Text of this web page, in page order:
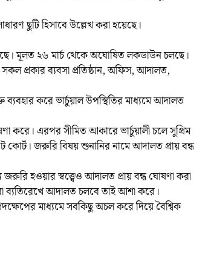
ছুটি হিসাবে উল্লেখ করা হয়েছে।
মূলত ২৬ মার্চ থেকে অঘোষিত লকডাউন চলছে।
প্রকার ব্যবসা প্রতিষ্ঠান, অফিস, আদালত,
ব্যবহার করে ভার্চুয়াল উপস্থিতির মাধ্যমে আদালত
করে। এরপর সীমিত আকারে ভার্চুয়ালী চলে সুপ্রিম
জরুরি বিষয় শুনানির নামে আদালত প্রায় বন্ধ
হওয়ার স্বত্ত্বেও আদালত প্রায় বন্ধ ঘোষণা করা
বা ব্যতিরেখে আদালত চলবে তাই আশা করে।
মাধ্যমে সবকিছু অচল করে দিয়ে বৈশ্বিক